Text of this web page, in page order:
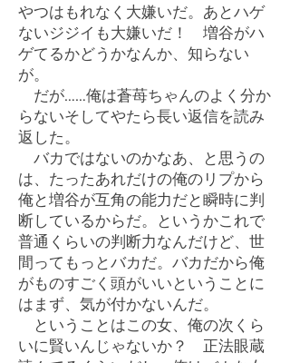
やつはもれなく大嫌いだ。あとハゲ
ないジジイも大嫌いだ！ 増谷がハ
ゲてるかどうかなんか、知らない
が。
だが……俺は蒼苺ちゃんのよく分か
らないそしてやたら長い返信を読み
返した。
バカではないのかなあ、と思うの
は、たったあれだけの俺のリプから
俺と増谷が互角の能力だと瞬時に判
断しているからだ。というかこれで
普通くらいの判断力なんだけど、世
間ってもっとバカだ。バカだから俺
がものすごく頭がいいということに
はまず、気が付かないんだ。
ということはこの女、俺の次くら
いに賢いんじゃないか？ 正法眼蔵